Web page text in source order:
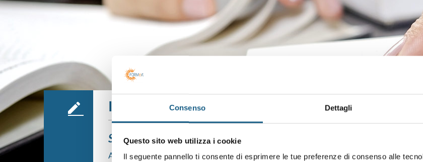
Consenso Dettagli
Questo sito web utilizza i cookie
Il seguente pannello ti consente di esprimere le tue preferenze di consenso alle
Iscrizione
Sei già cliente?
Accedi con le credenziali che hai già creato in fase di iscrizione:
Puoi